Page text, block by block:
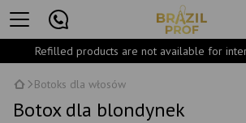
Refilled products are not available for
Botoks dla włosów
Botox dla blondynek